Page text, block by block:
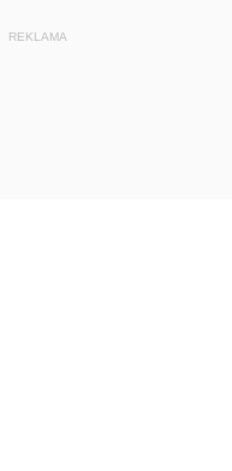
REKLAMA